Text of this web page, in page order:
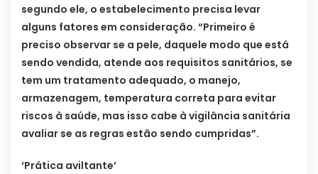
segundo ele, o estabelecimento precisa levar
alguns fatores em consideração. “Primeiro é
preciso observar se a pele, daquele modo que está
sendo vendida, atende aos requisitos sanitários, se
tem um tratamento adequado, o manejo,
armazenagem, temperatura correta para evitar
riscos à saúde, mas isso cabe à vigilância sanitária
avaliar se as regras estão sendo cumpridas”.
‘Prática aviltante’